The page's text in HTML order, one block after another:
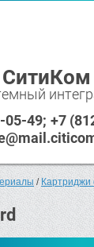
СитиКом
05-49 +7
/ Картриджи